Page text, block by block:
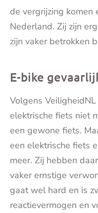
de vergrijzing komen
Nederland. Zij zijn
zijn vaker betrokken
E-bike
Volgens
elektrische fiets niet
een gewone fiets.
een elektrische fiets
meer. Zij hebben
vaker ernstige
gaat wel hard en is
reactievermogen en